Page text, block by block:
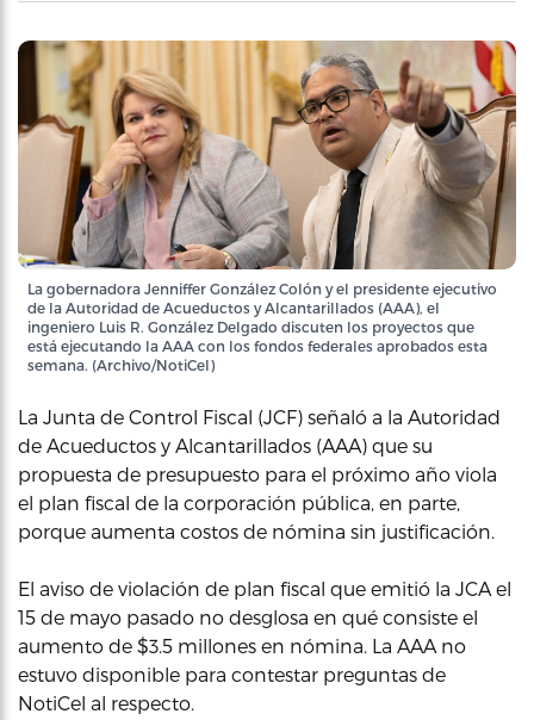
La gobernadora Jenniffer González Colón y el presidente ejecutivo
de la Autoridad de Acueductos y Alcantarillados (AAA), el
ingeniero Luis R. González Delgado discuten los proyectos que
está ejecutando la AAA con los fondos federales aprobados esta
semana. (Archivo/NotiCel)
La Junta de Control Fiscal (JCF) señaló a la Autoridad
de Acueductos y Alcantarillados (AAA) que su
propuesta de presupuesto para el próximo año viola
el plan fiscal de la corporación pública, en parte,
porque aumenta costos de nómina sin justificación.
El aviso de violación de plan fiscal que emitió la JCA el
15 de mayo pasado no desglosa en qué consiste el
aumento de $3.5 millones en nómina. La AAA no
estuvo disponible para contestar preguntas de
NotiCel al respecto.